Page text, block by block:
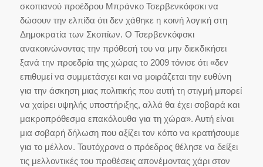
σκοπιανού προέδρου Μπράνκο Τσερβενκόφσκι να
δώσουν την ελπίδα ότι δεν χάθηκε η κοινή λογική στη
Δημοκρατία των Σκοπίων. Ο Τσερβενκόφσκι
ανακοινώνοντας την πρόθεσή του να μην διεκδικήσει
ξανά την προεδρία της χώρας το 2009 τόνισε ότι «δεν
επιθυμεί να συμμετάσχει και να μοιράζεται την ευθύνη
για την άσκηση μιας πολιτικής που αυτή τη στιγμή μπορεί
να χαίρει υψηλής υποστήριξης, αλλά θα έχει σοβαρά και
μακροπρόθεσμα επακόλουθα για τη χώρα». Αυτή είναι
μια σοβαρή δήλωση που αξίζει τον κόπο να κρατήσουμε
για το μέλλον. Ταυτόχρονα ο πρόεδρος θέλησε να δείξει
τις μελλοντικές του προθέσεις απονέμοντας χάρι στον